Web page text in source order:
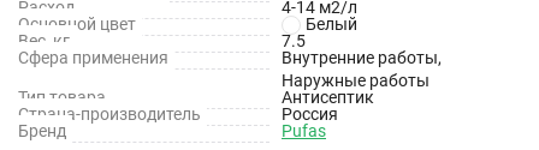
поверхности. Сохраняет и усиливает текстуру древесины,
придает ей желаемый оттенок.
Технические характеристики
Тип товара: Антисептик
Расход
4-14 м2/л
Основной цвет
Белый
Вес, кг
7.5
Сфера применения
Внутренние работы,
Наружные работы
Тип товара
Антисептик
Страна-производитель
Россия
Бренд
Pufas